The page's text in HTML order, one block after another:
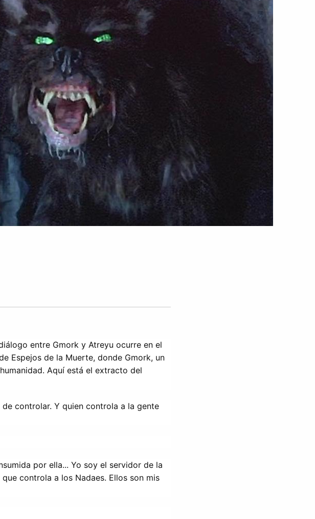
entre Gmork y Atreyu ocurre en el
Espejos de la Muerte, donde Gmork, un
Aquí está el extracto del
controlar. Y quien controla a la gente
por ella... Yo soy el servidor de la
controla a los Nadaes. Ellos son mis